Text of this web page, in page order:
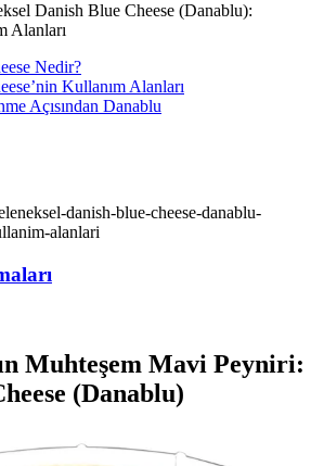
Danish Blue Cheese (Danablu):
Alanları
Nedir?
Kullanım Alanları
Açısından Danablu
danish-blue-cheese-danablu-
alanlari
Muhteşem Mavi Peyniri:
(Danablu)